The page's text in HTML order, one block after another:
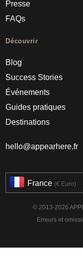
Presse
FAQs
Découvrir
Blog
Success Stories
Événements
Guides pratiques
Destinations
hello@appearhere.fr
France (€ Euro)
© 2013-2026
Erreurs et